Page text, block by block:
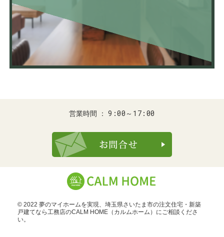
営業時間 9:00～17:00
© 2022 夢のマイホームを実現、 埼玉県さいたま市の注文住宅・新築
戸建てなら工務店のCALM HOME（カルムホーム） にご相談くださ
い。